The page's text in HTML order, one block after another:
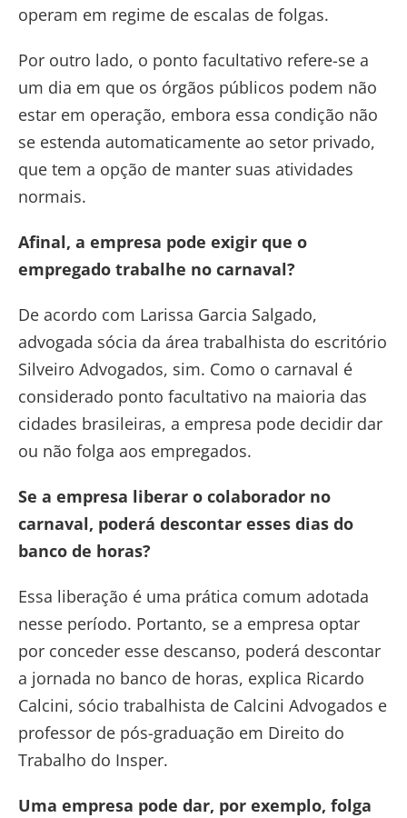
operam em regime de escalas de folgas.
Por outro lado, o ponto facultativo refere-se a
um dia em que os órgãos públicos podem não
estar em operação, embora essa condição não
se estenda automaticamente ao setor privado,
que tem a opção de manter suas atividades
normais.
Afinal, a empresa pode exigir que o
empregado trabalhe no carnaval?
De acordo com Larissa Garcia Salgado,
advogada sócia da área trabalhista do escritório
Silveiro Advogados, sim. Como o carnaval é
considerado ponto facultativo na maioria das
cidades brasileiras, a empresa pode decidir dar
ou não folga aos empregados.
Se a empresa liberar o colaborador no
carnaval, poderá descontar esses dias do
banco de horas?
Essa liberação é uma prática comum adotada
nesse período. Portanto, se a empresa optar
por conceder esse descanso, poderá descontar
a jornada no banco de horas, explica Ricardo
Calcini, sócio trabalhista de Calcini Advogados e
professor de pós-graduação em Direito do
Trabalho do Insper.
Uma empresa pode dar, por exemplo, folga